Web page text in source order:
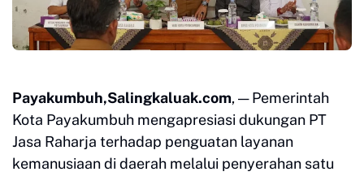
Payakumbuh,Salingkaluak.com, — Pemerintah
Kota Payakumbuh mengapresiasi dukungan PT
Jasa Raharja terhadap penguatan layanan
kemanusiaan di daerah melalui penyerahan satu